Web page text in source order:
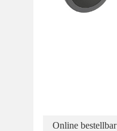
Online bestellbar